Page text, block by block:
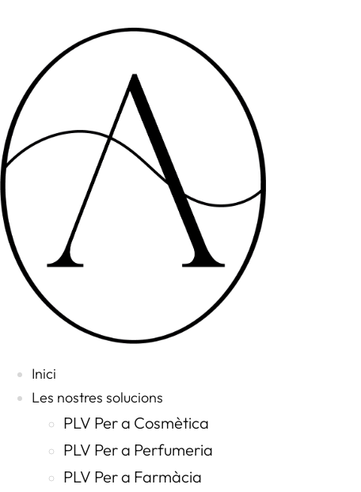
contingut
Inici
Les nostres solucions
PLV Per a Cosmètica
PLV Per a Perfumeria
PLV Per a Farmàcia